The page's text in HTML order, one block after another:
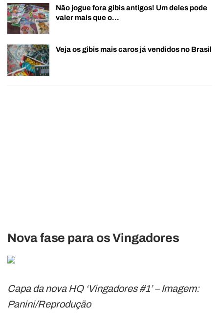
Não jogue fora gibis antigos! Um deles pode
valer mais que o…
Veja os gibis mais caros já vendidos no Brasil
Nova fase para os Vingadores
Capa da nova HQ ‘Vingadores #1’ – Imagem:
Panini/Reprodução